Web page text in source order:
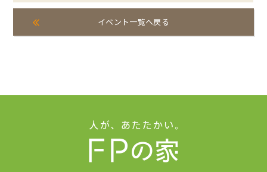
イベント一覧へ戻る